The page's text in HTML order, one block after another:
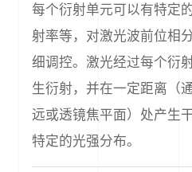
每个衍射单元可以有特定
射率等，对激光波前位相
细调控。激光经过每个衍
生衍射，并在一定距离（
远或透镜焦平面）处产生
特定的光强分布。